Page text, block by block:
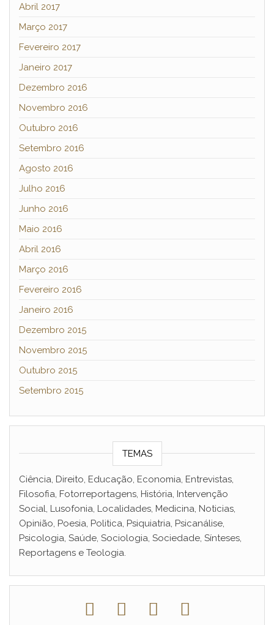
Abril 2017
Março 2017
Fevereiro 2017
Janeiro 2017
Dezembro 2016
Novembro 2016
Outubro 2016
Setembro 2016
Agosto 2016
Julho 2016
Junho 2016
Maio 2016
Abril 2016
Março 2016
Fevereiro 2016
Janeiro 2016
Dezembro 2015
Novembro 2015
Outubro 2015
Setembro 2015
TEMAS
Ciência, Direito, Educação, Economia, Entrevistas,
Filosofia, Fotorreportagens, História, Intervenção
Social, Lusofonia, Localidades, Medicina, Noticias,
Opinião, Poesia, Politica, Psiquiatria, Psicanálise,
Psicologia, Saúde, Sociologia, Sociedade, Sínteses,
Reportagens e Teologia.